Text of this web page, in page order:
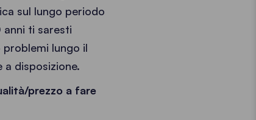
sul lungo periodo
anni ti saresti
lungo il
disposizione.
prezzo a fare